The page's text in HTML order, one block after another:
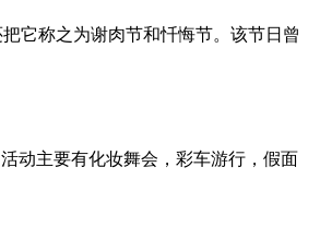
它称之为谢肉节和忏悔节。该节日曾
动主要有化妆舞会，彩车游行，假面